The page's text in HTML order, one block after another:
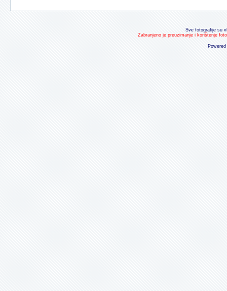
Sve fotografije su
Zabranjeno je preuzimanje i korištenje